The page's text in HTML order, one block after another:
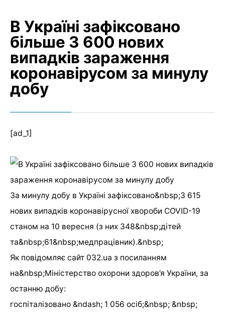
В Україні зафіксовано
більше 3 600 нових
випадків зараження
коронавірусом за минулу
добу
[ad_1]
За минулу добу в Україні зафіксовано&nbsp;3 615
нових випадків коронавірусної хвороби COVID-19
станом на 10 вересня (з них 348&nbsp;дітей
та&nbsp;61&nbsp;медпрацівник).&nbsp;
Як повідомляє сайт 032.ua з посиланням
на&nbsp;Міністерство охорони здоров’я України, за
останню добу:
госпіталізовано &ndash; 1 056 осіб;&nbsp; &nbsp;